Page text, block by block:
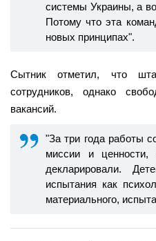
системы Украины, а
Потому что эта
новых принципах".
Сытник отметил, что
сотрудников, однако
вакансий.
"За три года работы
миссии и ценности,
декларировали.
испытания как
материального,